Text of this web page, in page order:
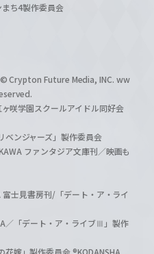
ち4製作委員会
Crypton Future Media, INC. ww
咲学園スクールアイドル同好会
ンジャーズ」製作委員会
ファンタジア文庫刊／映画も
士見書房刊/「デート・ア・ライ
／「デート・ア・ライブⅢ」製作
嫁」製作委員会 ®KODANSHA